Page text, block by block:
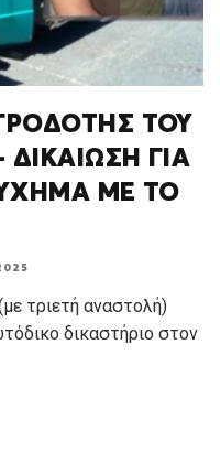
ΤΟΥ
ΓΙΑ
ΜΕ ΤΟ
τριετή αναστολή)
δικαστήριο στον